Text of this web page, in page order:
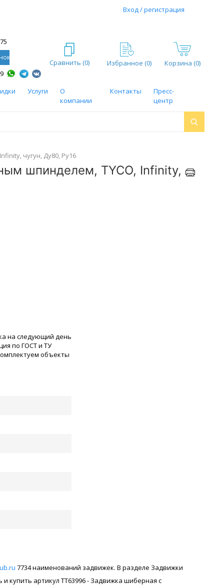
Вход / регистрация
Сравнить (0) Избранное (0) Корзина (0)
Услуги
О
компании
Контакты
Пресс-
центр
чугун, Ду80, Ру16
шпинделем, TYCO, Infinity,
на следующий день
по ГОСТ и ТУ
объекты
7734 наименований задвижек. В разделе Задвижки
купить артикул ТТ63996 - Задвижка шиберная с